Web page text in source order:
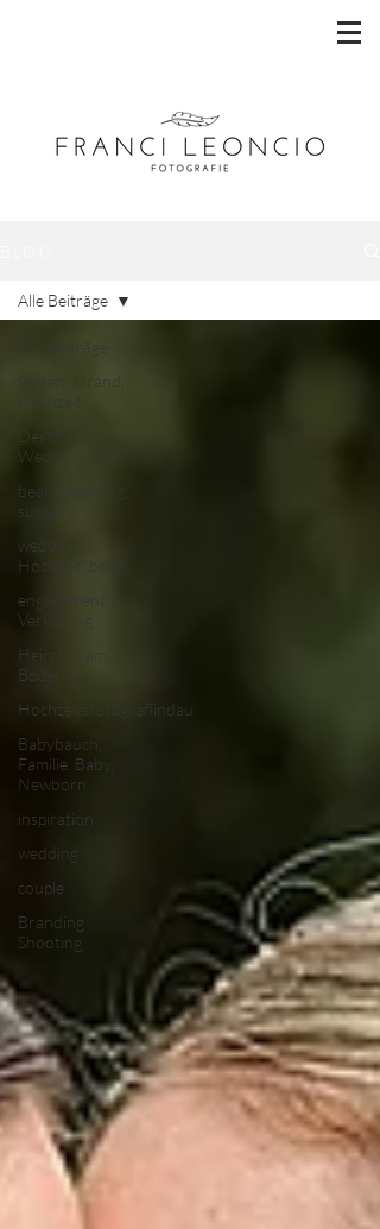
Alle Beiträge
Reisen, Strand,
Destination
Wedding, love
beach wedding,
sunset
wedding,
Hochzeit, boda
engagement,
Verlobung
Heiraten am
Bodensee
Hochzeitsfotograflindau
Babybauch,
Familie, Baby,
Newborn
inspiration
wedding
couple
Branding
Shooting
Alle Beiträge